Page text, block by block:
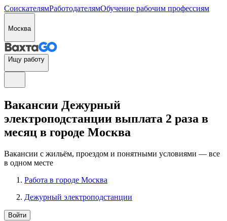
СоискателямРаботодателямОбучение рабочим профессиям
Москва
Ищу работу
Вакансии Дежурный
электроподстанции выплата 2 раза в
месяц в городе Москва
Вакансии с жильём, проездом и понятными условиями — все
в одном месте
Работа в городе Москва
Дежурный электроподстанции
Войти